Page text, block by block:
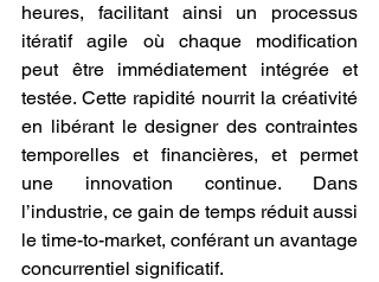
heures, facilitant ainsi un processus
itératif agile où chaque modification
peut être immédiatement intégrée et
testée. Cette rapidité nourrit la créativité
en libérant le designer des contraintes
temporelles et financières, et permet
une innovation continue. Dans
l’industrie, ce gain de temps réduit aussi
le time-to-market, conférant un avantage
concurrentiel significatif.